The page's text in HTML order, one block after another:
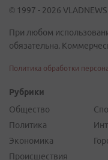
© 1997 - 2026 VLADNEWS
При любом
обязательна.
Политика обработки
Рубрики
Общество
Политика
Экономика
Происшествия